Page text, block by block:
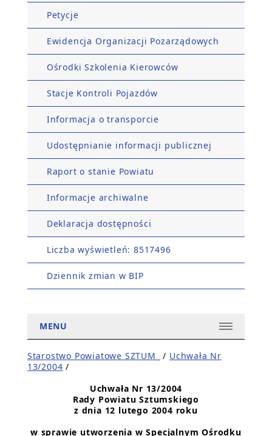
Petycje
Ewidencja Organizacji Pozarządowych
Ośrodki Szkolenia Kierowców
Stacje Kontroli Pojazdów
Informacja o transporcie
Udostępnianie informacji publicznej
Raport o stanie Powiatu
Informacje archiwalne
Deklaracja dostępności
Liczba wyświetleń: 8517496
Dziennik zmian w BIP
MENU
Starostwo Powiatowe SZTUM_ / Uchwała Nr
13/2004 /
Uchwała Nr 13/2004
Rady Powiatu Sztumskiego
z dnia 12 lutego 2004 roku
w sprawie utworzenia w Specjalnym Ośrodku